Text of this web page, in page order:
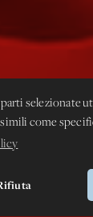
selezionate
come